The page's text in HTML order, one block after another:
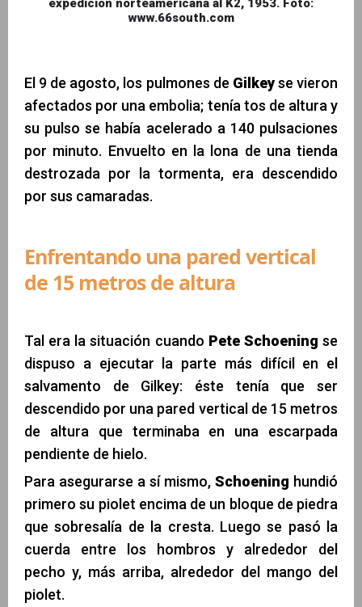
expedición norteamericana al K2, 1953. Foto:
www.66south.com
El 9 de agosto, los pulmones de Gilkeyse vieron
afectados por una embolia; tenía tos de altura y
su pulso se había acelerado a 140 pulsaciones
por minuto. Envuelto en la lona de una tienda
destrozada por la tormenta, era descendido
por sus camaradas.
Enfrentando una pared vertical
de 15 metros de altura
Tal era la situación cuando Pete Schoening se
dispuso a ejecutar la parte más difícil en el
salvamento de Gilkey: éste tenía que ser
descendido por una pared vertical de 15 metros
de altura que terminaba en una escarpada
pendiente de hielo.
Para asegurarse a sí mismo, Schoening hundió
primero su piolet encima de un bloque de piedra
que sobresalía de la cresta. Luego se pasó la
cuerda entre los hombros y alrededor del
pecho y, más arriba, alrededor del mango del
piolet.